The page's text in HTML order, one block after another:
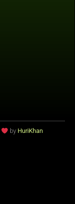
by HuriKhan